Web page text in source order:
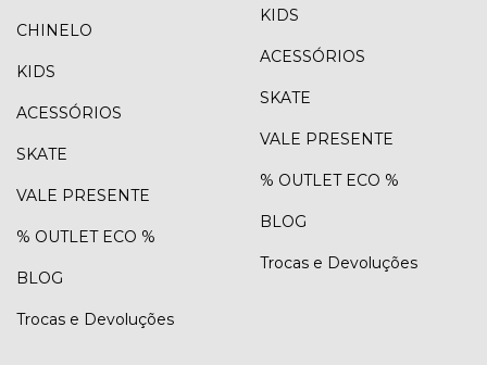
CHINELO
KIDS
ACESSÓRIOS
SKATE
VALE PRESENTE
% OUTLET ECO %
BLOG
Trocas e Devoluções
KIDS
ACESSÓRIOS
SKATE
VALE PRESENTE
% OUTLET ECO %
BLOG
Trocas e Devoluções